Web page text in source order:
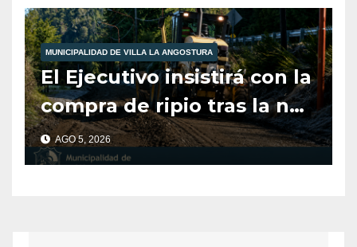
CET.
MUNICIPALIDAD DE VILLA LA ANGOSTURA
El Ejecutivo insistirá con la
compra de ripio tras la no
aprobación del Concejo en
2025.
AGO 5, 2026